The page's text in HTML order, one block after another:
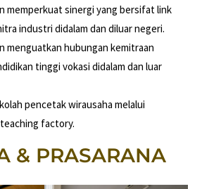
memperkuat sinergi yang bersifat link
industri didalam dan diluar negeri.
menguatkan hubungan kemitraan
tinggi vokasi didalam dan luar
pencetak wirausaha melalui
factory.
& PRASARANA